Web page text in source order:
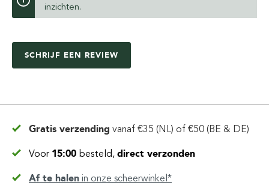
inzichten.
SCHRIJF EEN REVIEW
Gratis verzending vanaf €35 (NL) of €50 (BE & DE)
Voor 15:00 besteld, direct verzonden
Af te halen in onze scheerwinkel*